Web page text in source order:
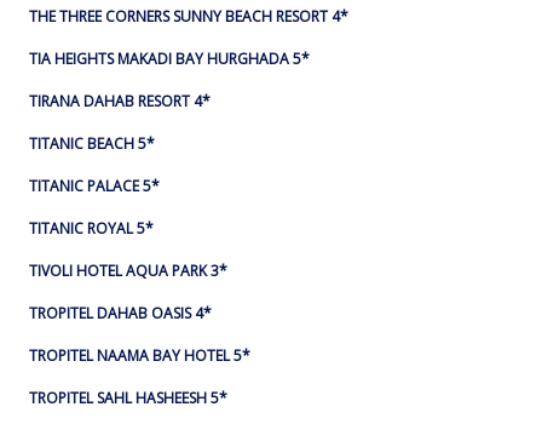
THE THREE CORNERS SUNNY BEACH RESORT 4*
TIA HEIGHTS MAKADI BAY HURGHADA 5*
TIRANA DAHAB RESORT 4*
TITANIC BEACH 5*
TITANIC PALACE 5*
TITANIC ROYAL 5*
TIVOLI HOTEL AQUA PARK 3*
TROPITEL DAHAB OASIS 4*
TROPITEL NAAMA BAY HOTEL 5*
TROPITEL SAHL HASHEESH 5*